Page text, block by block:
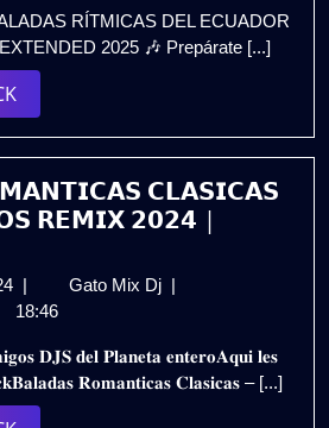
de
2025
RÍTMICAS
DEL
PACK
CLÁSICO
EXTENDED
2025
RÍTMICAS DEL ECUADOR
2025 🎶 Prepárate [...]
DESCARGAR
PACK
𝗖𝗟𝗔𝗦𝗜𝗖𝗔𝗦
𝗥𝗘𝗠𝗜𝗫 𝟮𝟬𝟮𝟰 |
26
de
de
2024
| Gato Mix Dj 𝗕𝗔𝗟𝗔𝗗𝗔𝗦
–
𝗣𝗔𝗖𝗞
|
18:46
𝐃𝐉𝐒 𝐝𝐞𝐥 𝐏𝐥𝐚𝐧𝐞𝐭𝐚 𝐞𝐧𝐭𝐞𝐫𝐨𝐀𝐪𝐮𝐢 𝐥𝐞𝐬
𝐑𝐨𝐦𝐚𝐧𝐭𝐢𝐜𝐚𝐬 𝐂𝐥𝐚𝐬𝐢𝐜𝐚𝐬 – [...]